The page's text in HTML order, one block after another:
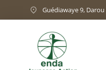
Guédiawaye 9,